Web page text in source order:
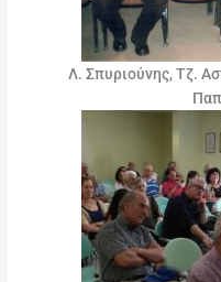
Λ. Σπυριούνης, Τζ.